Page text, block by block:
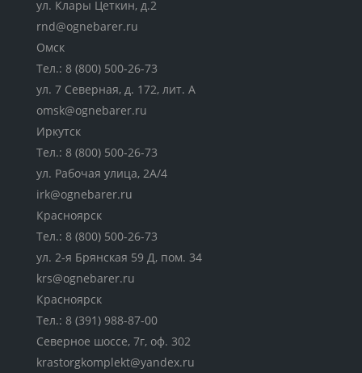
ул. Клары Цеткин, д.2
rnd@ognebarer.ru
Омск
Тел.: 8 (800) 500-26-73
ул. 7 Северная, д. 172, лит. А
omsk@ognebarer.ru
Иркутск
Тел.: 8 (800) 500-26-73
ул. Рабочая улица, 2А/4
irk@ognebarer.ru
Красноярск
Тел.: 8 (800) 500-26-73
ул. 2-я Брянская 59 Д, пом. 34
krs@ognebarer.ru
Красноярск
Тел.: 8 (391) 988-87-00
Северное шоссе, 7г, оф. 302
krastorgkomplekt@yandex.ru